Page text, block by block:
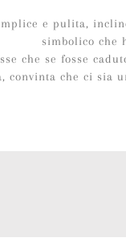
e pulita,
simbolico che
che se fosse
convinta che ci sia